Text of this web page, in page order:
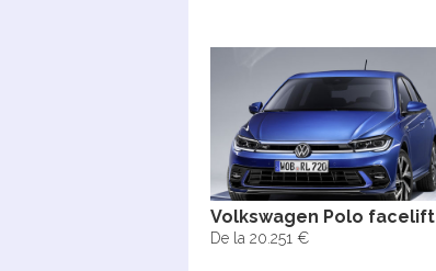
Volkswagen Polo facelift
De la 20.251 €